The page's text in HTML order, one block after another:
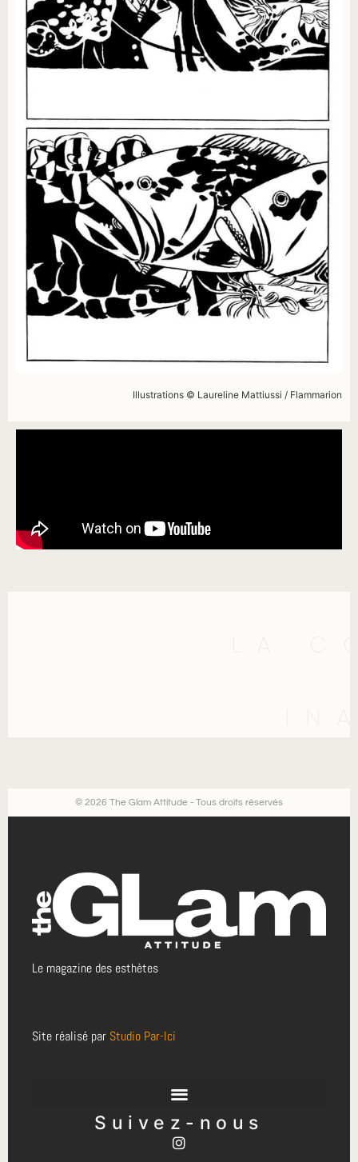
Illustrations © Laureline Mattiussi / Flammarion
© 2026 The Glam Attitude - Tous droits réservés
Le magazine des esthètes
Site réalisé par Studio Par-Ici
Suivez-nous